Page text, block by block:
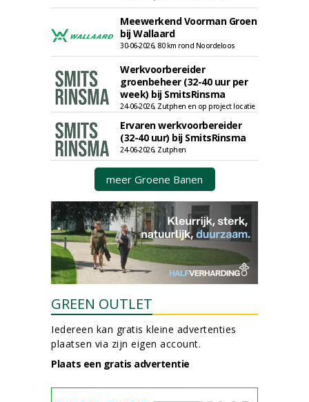
Meewerkend Voorman Groen
bij Wallaard
30-06-2026, 80 km rond Noordeloos
Werkvoorbereider
groenbeheer (32-40 uur per
week) bij SmitsRinsma
24-06-2026, Zutphen en op project locatie
Ervaren werkvoorbereider
(32-40 uur) bij SmitsRinsma
24-06-2026, Zutphen
meer Groene Banen
GREEN OUTLET
Iedereen kan gratis kleine advertenties
plaatsen via zijn eigen account.
Plaats een gratis advertentie